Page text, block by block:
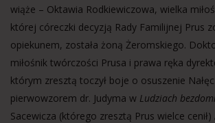
wiąże – Oktawia Rodkiewiczowa, wielka
której córeczki decyzją Rady Familijnej Prus
opiekunem, została żoną Żeromskiego.
miłośnik twórczości Prusa i prawa ręka
którym zresztą toczył boje o osuszenie
pierwowzorem dr. Judyma w Ludziach
Sacewicza (którego zresztą Prus wielce cenił)